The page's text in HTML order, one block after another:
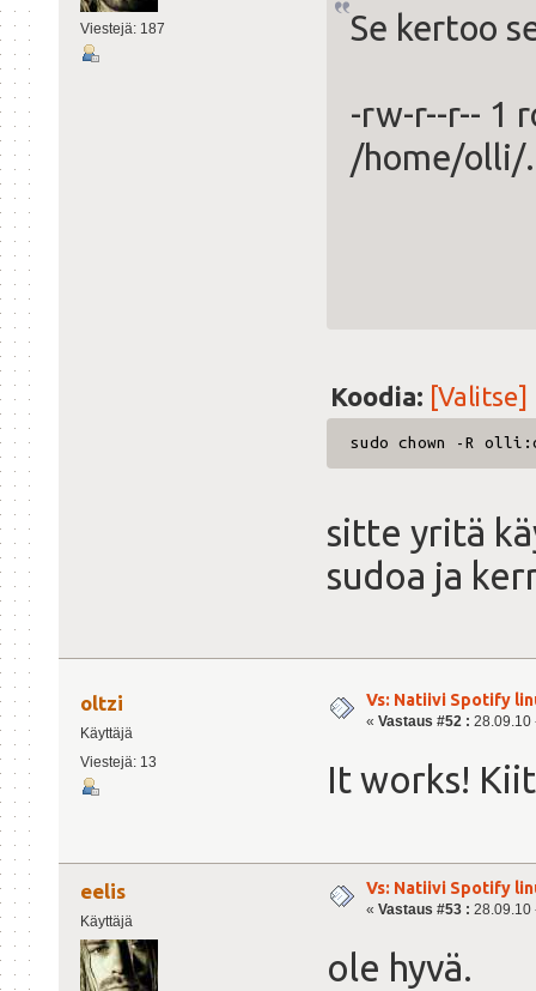
Viestejä: 187 Se kertoo
-rw-r--r-- 1
/home/olli/
Koodia: [Valitse]
sudo chown -R
sitte yritä
sudoa ja
oltzi
Käyttäjä
Viestejä: 13
Vs: Natiivi Spotify
« Vastaus #52 : 28.09.10
It works!
eelis
Käyttäjä
Vs: Natiivi Spotify
« Vastaus #53 : 28.09.10
ole hyvä.